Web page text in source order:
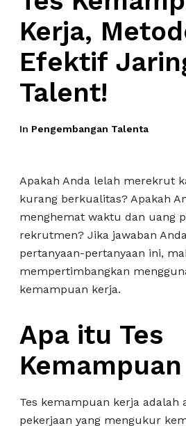
Kerja,
Efektif
Talent!
In Pengembangan Talenta
Apakah Anda lelah merekrut
kurang berkualitas? Apakah
menghemat waktu dan uang
rekrutmen? Jika jawaban
pertanyaan-pertanyaan ini,
mempertimbangkan
kemampuan kerja.
Apa itu Tes
Tes kemampuan kerja adalah
pekerjaan yang mengukur